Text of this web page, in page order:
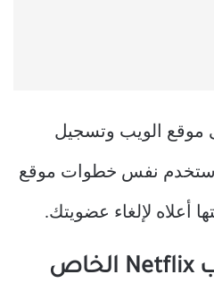
موقع الويب وتسجيل
استخدم نفس خطوات موقع
أعلاه لإلغاء عضويتك.
كيفية إلغاء حساب Netflix الخاص